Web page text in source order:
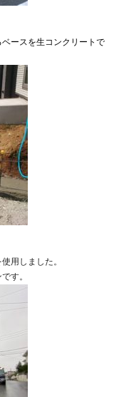
ースを生コンクリートで
用しました。
す。